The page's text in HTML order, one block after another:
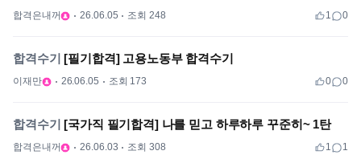
합격은내꺼 26.06.05 조회 248 1 0
합격수기 [필기합격] 고용노동부 합격수기
이재만 26.06.05 조회 173 0 0
합격수기 [국가직 필기합격] 나를 믿고 하루하루 꾸준히~ 1탄
합격은내꺼 26.06.03 조회 308 1 1